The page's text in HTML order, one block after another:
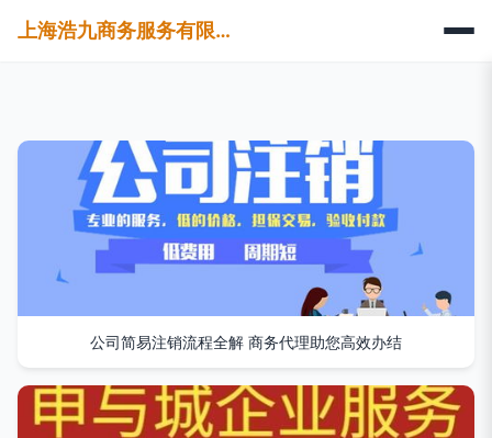
上海浩九商务服务有限公司
公司简易注销流程全解 商务代理助您高效办结